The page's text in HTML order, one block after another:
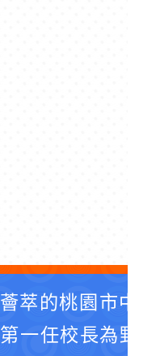
萃的桃園市中
一任校長為野